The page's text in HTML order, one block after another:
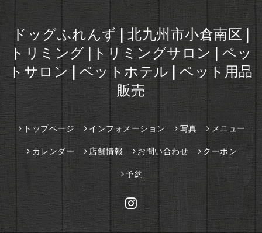
ドッグふれんず | 北九州市小倉南区 |
トリミング |トリミングサロン | ペッ
トサロン | ペットホテル | ペット用品
販売
トップページ インフォメーション 写真 メニュー
カレンダー 店舗情報 お問い合わせ クーポン
予約